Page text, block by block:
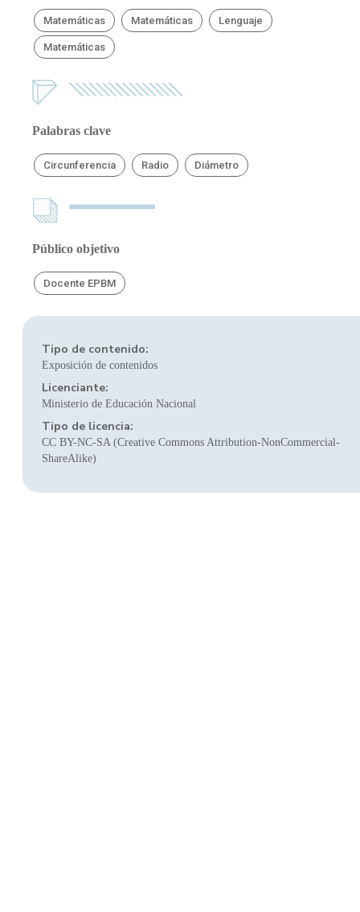
Matemáticas Matemáticas Lenguaje
Matemáticas
Palabras clave
Circunferencia Radio Diámetro
Público objetivo
Docente EPBM
Tipo de contenido:
Exposición de contenidos
Licenciante:
Ministerio de Educación Nacional
Tipo de licencia:
CC BY-NC-SA (Creative Commons Attribution-NonCommercial-
ShareAlike)